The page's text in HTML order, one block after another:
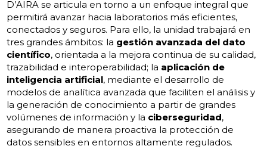
D’AIRA se articula en torno a un enfoque integral que
permitirá avanzar hacia laboratorios más eficientes,
conectados y seguros. Para ello, la unidad trabajará en
tres grandes ámbitos: la gestión avanzada del dato
científico, orientada a la mejora continua de su calidad,
trazabilidad e interoperabilidad; la aplicación de
inteligencia artificial, mediante el desarrollo de
modelos de analítica avanzada que faciliten el análisis y
la generación de conocimiento a partir de grandes
volúmenes de información y la ciberseguridad,
asegurando de manera proactiva la protección de
datos sensibles en entornos altamente regulados.